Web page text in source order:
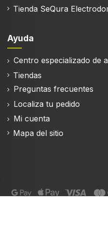
Tienda SeQura
Ayuda
Centro especializado de
Tiendas
Preguntas frecuentes
Localiza tu pedido
Mi cuenta
Mapa del sitio